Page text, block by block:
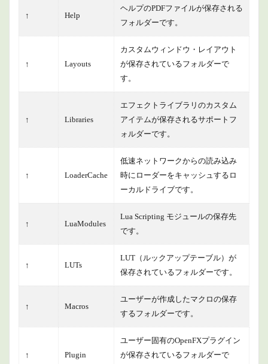
↑ Help
ヘルプのPDFファイルが保存される
フォルダーです。
↑ Layouts
カスタムウィンドウ・レイアウト
が保存されているフォルダーで
す。
↑ Libraries
エフェクトライブラリのカスタム
アイテムが保存されるサポートフ
ォルダーです。
↑ LoaderCache
低速ネットワークからの読み込み
時にローダーをキャッシュするロ
ーカルドライブです。
↑ LuaModules
Lua Scripting モジュールの保存先
です。
↑ LUTs
LUT（ルックアップテーブル）が
保存されているフォルダーです。
↑ Macros
ユーザーが作成したマクロの保存
するフォルダーです。
↑ Plugin
ユーザー固有のOpenFXプラグイン
が保存されているフォルダーで